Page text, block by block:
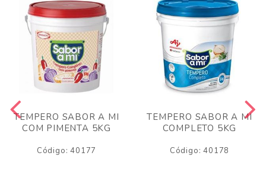
TEMPERO SABOR A MI
COM PIMENTA 5KG
Código: 40177
TEMPERO SABOR A MI
COMPLETO 5KG
Código: 40178